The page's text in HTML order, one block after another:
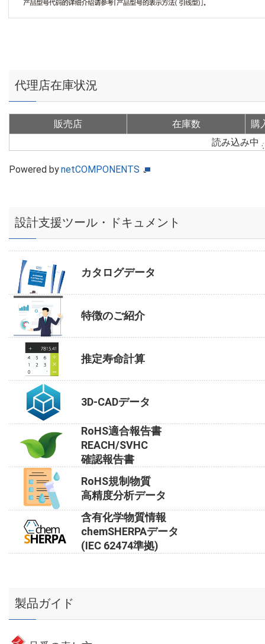
代理店在庫状況
販売店 在庫数
購
読み込み中
Powered bynetCOMPONENTS
設計支援ツール・ドキュメント
カタログデータ
特徴のご紹介
推定寿命計算
3D-CADデータ
RoHS適合報告書
REACH/SVHC
確認報告書
RoHS規制物質
高精度分析データ
含有化学物質情報
chemSHERPAデータ
(IEC 62474準拠)
製品ガイド